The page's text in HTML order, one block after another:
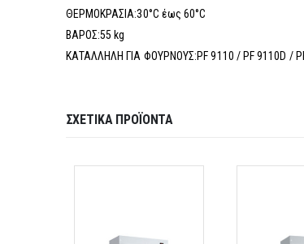
ΘΕΡΜΟΚΡΑΣΙΑ:30°C έως 60°C
ΒΑΡΟΣ:55 kg
ΚΑΤΑΛΛΗΛΗ ΓΙΑ ΦΟΥΡΝΟΥΣ:PF 9110 / PF 9110D /
ΣΧΕΤΙΚΆ ΠΡΟΪΌΝΤΑ